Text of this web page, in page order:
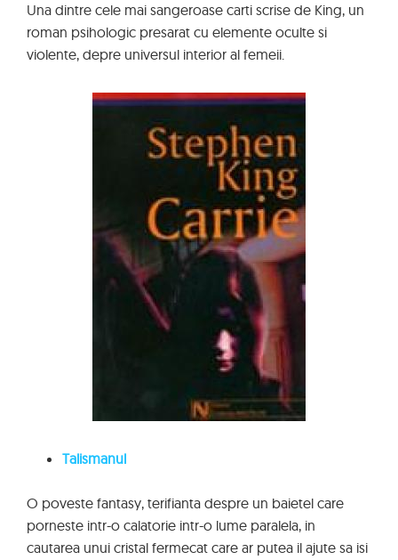
Una dintre cele mai sangeroase carti scrise de King, un
roman psihologic presarat cu elemente oculte si
violente, depre universul interior al femeii.
Talismanul
O poveste fantasy, terifianta despre un baietel care
porneste intr-o calatorie intr-o lume paralela, in
cautarea unui cristal fermecat care ar putea il ajute sa isi